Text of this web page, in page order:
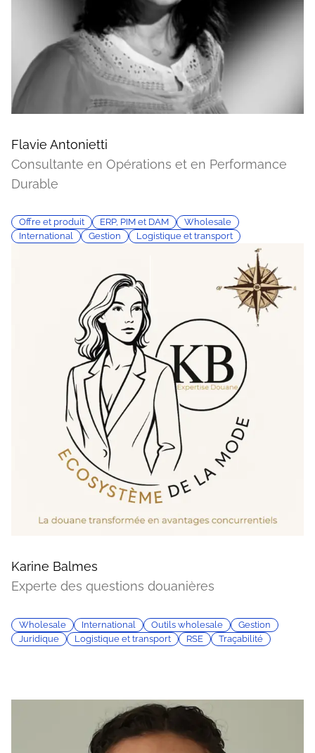
Flavie Antonietti
Consultante en Opérations et en Performance
Durable
Offre et produit ERP, PIM et DAM
Wholesale
International
Gestion Logistique et transport
Karine Balmes
Experte des questions douanières
Wholesale International Outils wholesale
Gestion
Juridique
Logistique et transport RSE Traçabilité